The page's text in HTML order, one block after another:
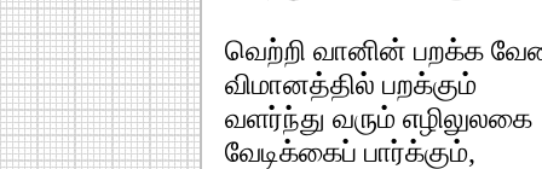
வெற்றி வானின் பறக்க
விமானத்தில் பறக்கும்
வளர்ந்து வரும் எழிலுலகை
வேடிக்கைப் பார்க்கும்,